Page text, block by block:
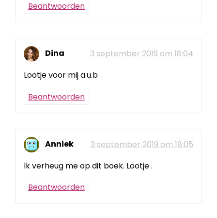
Beantwoorden
Dina
3 september 2019 om 18:04
Lootje voor mij a.u.b
Beantwoorden
Anniek
3 september 2019 om 18:05
Ik verheug me op dit boek. Lootje .
Beantwoorden